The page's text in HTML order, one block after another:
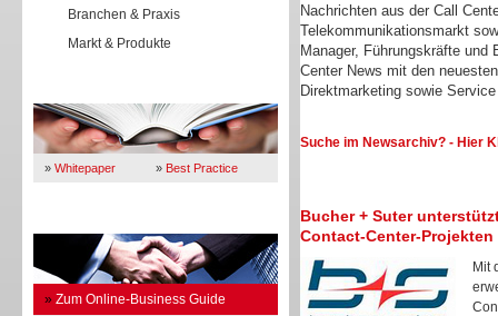
Branchen & Praxis
Markt & Produkte
» Whitepaper » Best Practice
» Zum Online-Business Guide
Nachrichten aus der Call
Telekommunikationsmarkt
Manager, Führungskräfte und
Center News mit den
Direktmarketing sowie
Suche im Newsarchiv? - Hier
Bucher + Suter
Contact-Center-Projekten
Mit